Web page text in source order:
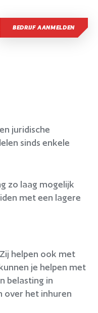
BEDRIJF AANMELDEN
juridische
sinds enkele
zo laag mogelijk
met een lagere
helpen ook met
je helpen met
belasting in
over het inhuren